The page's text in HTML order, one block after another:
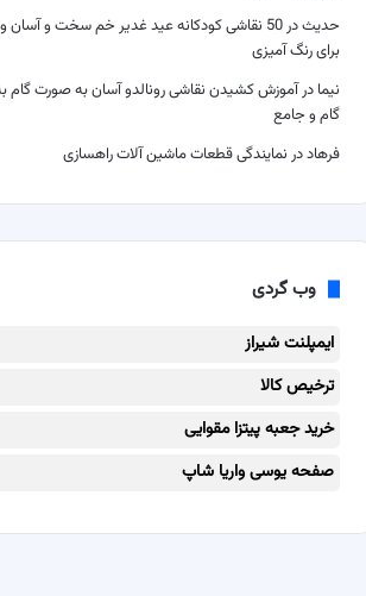
حدیثدر
50 نقاشی کودکانه عید غدیر خم سخت و آسان و
برای رنگ آمیزی
نیما درآموزش کشیدن نقاشی رونالدو آسان به صورت گام
گام و جامع
فرهاددر نمایندگی قطعات ماشین آلات راهسازی
وب گردی
ایمپلنت شیراز
ترخیص کالا
خرید جعبه پیتزا مقوایی
صفحه یوسی واریا شاپ